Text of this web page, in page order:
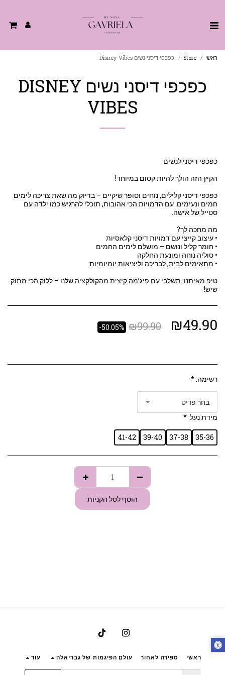
ראשי Store כפכפי דיסני נשים Disney Vibes
כפכפי דיסני נשים DISNEY
VIBES
כפכפי דיסני קלילים, נוחים וסופר שיקיים – בדיוק מה שאת צריכה לימים
חמים ונעימים. עם הדמויות הכי אהובות, תוכלי להרגיש כמו ילדה עם
טיפ מאיתנו: תשלבי עם פיג’מה קיצית מהקולקציה שלנו – ללוק הכי מתוק
שיש!
₪49.90
₪99.90
-50.05%
רשימה:*
בחר פריט
מידת נעל:*
35-36
37-38
39-40
41-42
הוסף לסל הקניות
ראשי ספירה לאחור עולם הפיגמות של גבריאלה עוד